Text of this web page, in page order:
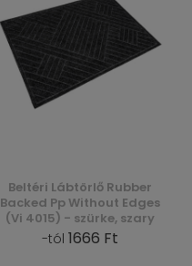
Beltéri Lábtörlő Rubber
Backed Pp Without Edges
(Vi 4015) - szürke, szary
-tól 1666 Ft